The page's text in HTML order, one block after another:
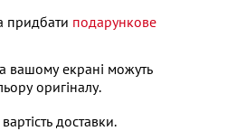
придбати подарункове
вашому екрані можуть
оригіналу.
доставки.